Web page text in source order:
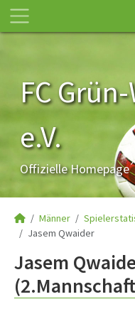
FC
e.V.
Offizielle Homepage
Männer
Jasem Qwaider
Jasem